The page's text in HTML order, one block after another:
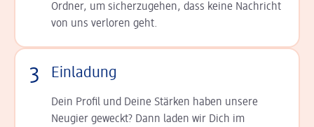
Ordner, um sicherzugehen, dass keine Nachricht
von uns verloren geht.
3 Einladung
Dein Profil und Deine Stär­ken haben unsere
Neugier geweckt? Dann laden wir Dich im